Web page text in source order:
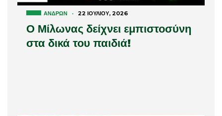
ΑΝΔΡΏΝ · 22 ΙΟΥΛΊΟΥ, 2026
Ο Μίλωνας δείχνει εμπιστοσύνη
στα δικά του παιδιά!